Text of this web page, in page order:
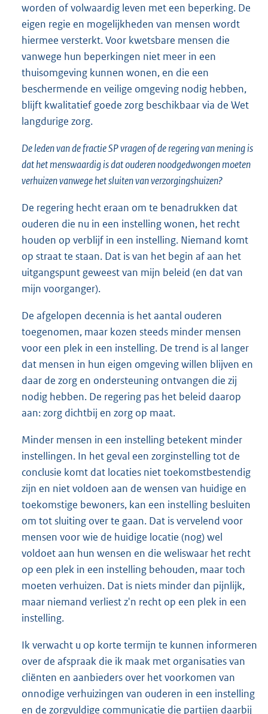
worden of volwaardig leven met een beperking. De
eigen regie en mogelijkheden van mensen wordt
hiermee versterkt. Voor kwetsbare mensen die
vanwege hun beperkingen niet meer in een
thuisomgeving kunnen wonen, en die een
beschermende en veilige omgeving nodig hebben,
blijft kwalitatief goede zorg beschikbaar via de Wet
langdurige zorg.
De leden van de fractie SP vragen of de regering van mening is
dat het menswaardig is dat ouderen noodgedwongen moeten
verhuizen vanwege het sluiten van verzorgingshuizen?
De regering hecht eraan om te benadrukken dat
ouderen die nu in een instelling wonen, het recht
houden op verblijf in een instelling. Niemand komt
op straat te staan. Dat is van het begin af aan het
uitgangspunt geweest van mijn beleid (en dat van
mijn voorganger).
De afgelopen decennia is het aantal ouderen
toegenomen, maar kozen steeds minder mensen
voor een plek in een instelling. De trend is al langer
dat mensen in hun eigen omgeving willen blijven en
daar de zorg en ondersteuning ontvangen die zij
nodig hebben. De regering pas het beleid daarop
aan: zorg dichtbij en zorg op maat.
Minder mensen in een instelling betekent minder
instellingen. In het geval een zorginstelling tot de
conclusie komt dat locaties niet toekomstbestendig
zijn en niet voldoen aan de wensen van huidige en
toekomstige bewoners, kan een instelling besluiten
om tot sluiting over te gaan. Dat is vervelend voor
mensen voor wie de huidige locatie (nog) wel
voldoet aan hun wensen en die weliswaar het recht
op een plek in een instelling behouden, maar toch
moeten verhuizen. Dat is niets minder dan pijnlijk,
maar niemand verliest z'n recht op een plek in een
instelling.
Ik verwacht u op korte termijn te kunnen informeren
over de afspraak die ik maak met organisaties van
cliënten en aanbieders over het voorkomen van
onnodige verhuizingen van ouderen in een instelling
en de zorgvuldige communicatie die partijen daarbij